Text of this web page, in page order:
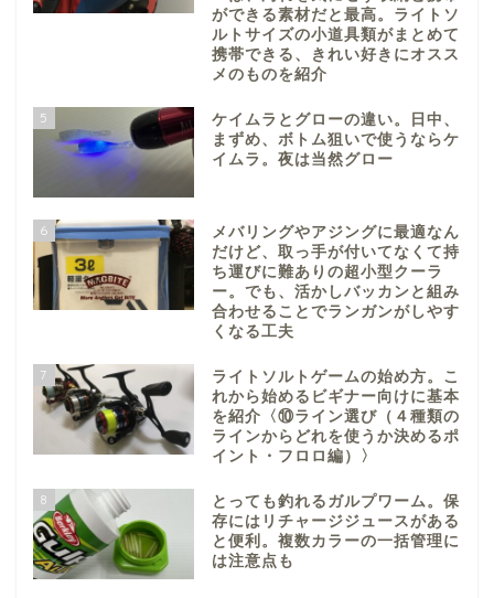
ができる素材だと最高。ライトソ
ルトサイズの小道具類がまとめて
携帯できる、きれい好きにオスス
メのものを紹介
5
ケイムラとグローの違い。日中、
まずめ、ボトム狙いで使うならケ
イムラ。夜は当然グロー
6
メバリングやアジングに最適なん
だけど、取っ手が付いてなくて持
ち運びに難ありの超小型クーラ
ー。でも、活かしバッカンと組み
合わせることでランガンがしやす
くなる工夫
7
ライトソルトゲームの始め方。こ
れから始めるビギナー向けに基本
を紹介〈⑩ライン選び（４種類の
ラインからどれを使うか決めるポ
イント・フロロ編）〉
8
とっても釣れるガルプワーム。保
存にはリチャージジュースがある
と便利。複数カラーの一括管理に
は注意点も